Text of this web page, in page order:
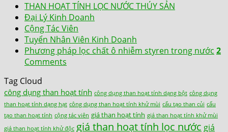
THAN HOẠT TÍNH LỌC NƯỚC THÚY SẢN
Đại Lý Kinh Doanh
Cộng Tác Viên
Tuyển Nhân Viên Kinh Doanh
Phương pháp lọc chất ô nhiễm styren trong nước 2
Comments
Tag Cloud
công dụng than hoạt tính công dụng than hoạt tính dạng bột công dụng
than hoạt tính dạng hạt công dụng than hoạt tính khử mùi cấu tạo than củi cấu
tạo than hoạt tính cộng tác viên giá than hoạt tính giá than hoạt tính khử mùi
giá than hoạt tính khử độc giá than hoạt tính lọc nước giá